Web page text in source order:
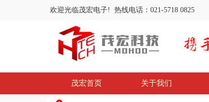
欢迎光临茂宏电子! 热线电话：021-5718 0825
茂宏首页 关于我们